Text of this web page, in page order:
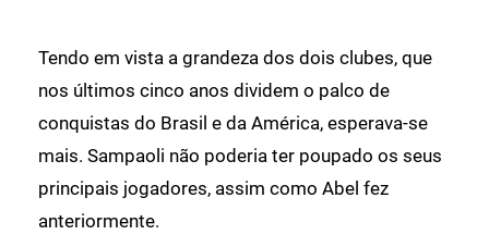
Tendo em vista a grandeza dos dois clubes, que
nos últimos cinco anos dividem o palco de
conquistas do Brasil e da América, esperava-se
mais. Sampaoli não poderia ter poupado os seus
principais jogadores, assim como Abel fez
anteriormente.